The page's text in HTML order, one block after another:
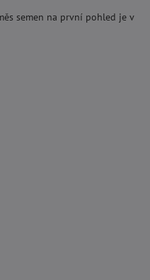
semen na první pohled je v